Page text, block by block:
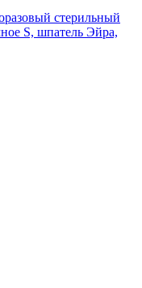
стерильный
S, шпатель Эйра,